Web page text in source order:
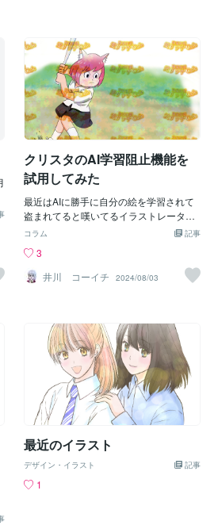
薄い。同時にこういう時短テクニックを
駆使していくしかないとも思う。そうで
ないとAI時代のこの流れには恐らく抗え
ない。大量生産・消費の時代の中でひた
すらに実直に描くだけでは厳しい。描写
とは何なのか、今もわからない。アプリ
の便利なデジタルツールを使うのは描写
なのか。結果的にとうもろこしが仕上が
ったのならそれは描写と言えるのか。な
らばAIイラストも描写と言えるのかもし
れない。ただ人間の頭で描いたり心で描
いたものはAIにはできないこと。その領
域だけは大切にしたい。今後は絵を描く
人は様々な時短のワザを習得していく必
要がでてくる。AIツールなるものも出て
くるはずだ。本人の意志とは裏腹にそれ
らを使わねばならなくなるだろう。現代
の絵描きはその葛藤を抱きながら突き進
クリスタのAI学習阻止機能を
試用してみた
最近はAIに勝手に自分の絵を学習されて
盗まれてると嘆いてるイラストレーター
さんも急増してますね。AIで絵を出力す
描いている訳ではない）は狙いを定めた
有名イラストレーターの絵を徹底的につ
け回してパクっていくそうです。 そこで
ジョンアップ「3.1.0」版からAI学習を阻
止する基本的な機能を付けてきました。
文字列を絵に挿入する「ウォーターマー
ク」機能と絵そのものにノイズを入れる
「ノイズ」。これで全ての絵の窃盗を完
全に阻止できるとは限りませんが少しは
安心して絵をSNS等に公開は出来るでし
ょう。 何で絵を描く方がそこまでやらん
とアカンのかと憤慨しますが、もはや描
く側が自衛しないといけない時代。なん
せ盗む方は盗んで当然としか思ってない
から。だから絵を描く人も遠慮せずに使
記事
コラム
3
井川 コーイチ
2024/08/03
最近のイラスト
記事
デザイン・イラスト
1